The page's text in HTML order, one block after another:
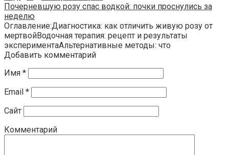
Почерневшую розу спас водкой: почки проснулись за
неделю
Оглавление:Диагностика: как отличить живую розу от
мертвойВодочная терапия: рецепт и результаты
экспериментаАльтернативные методы: что
Добавить комментарий
Имя *
Email *
Сайт
Комментарий